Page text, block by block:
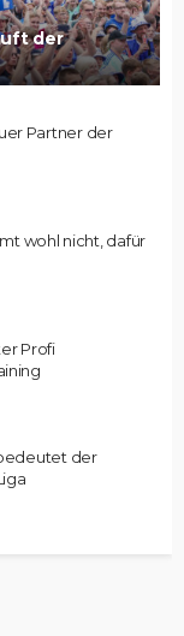
der
Partner der
wohl nicht, dafür
Profi
der